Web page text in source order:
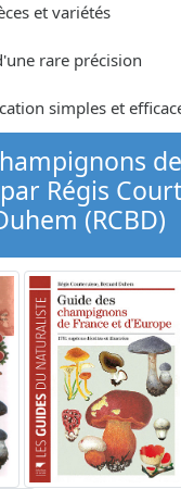
et variétés
rare précision
simples et
Régis
(RCBD)